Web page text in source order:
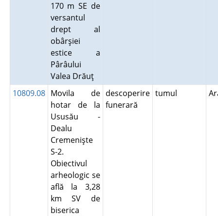
170 m SE de
versantul
drept al
obârşiei
estice a
Pârâului
Valea Drăuţ
10809.08 Movila de
hotar de la
Ususău -
Dealu
Cremenişte
S-2.
Obiectivul
arheologic se
află la 3,28
km SV de
biserica
descoperire
funerară
tumul